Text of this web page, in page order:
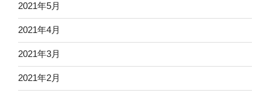
2021年5月
2021年4月
2021年3月
2021年2月